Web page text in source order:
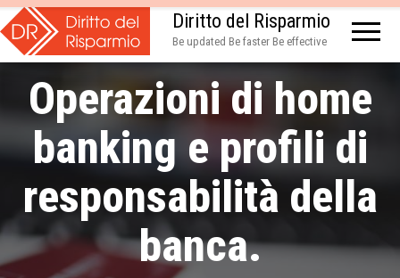
Diritto del Risparmio
Be updated Be faster Be effective
Operazioni di home
banking e profili di
responsabilità della
banca.